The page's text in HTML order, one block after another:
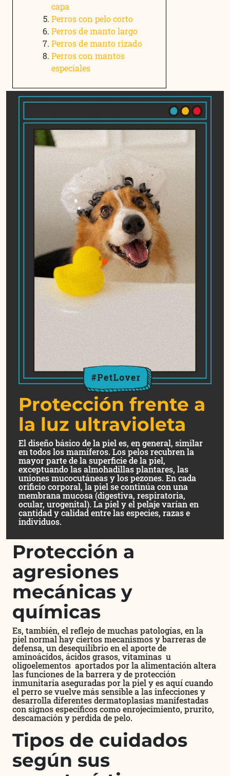
capa
Perros con pelo corto
​Perros de manto largo
Perros de manto rizado
Perros con mantos
especiales
Protección frente a
la luz ultravioleta
El diseño básico de la piel es, en general, similar
en todos los mamíferos. Los pelos recubren la
mayor parte de la superficie de la piel,
exceptuando las almohadillas plantares, las
uniones mucocutáneas y los pezones. En cada
orificio corporal, la piel se continúa con una
membrana mucosa (digestiva, respiratoria,
ocular, urogenital). La piel y el pelaje varían en
cantidad y calidad entre las especies, razas e
individuos.
Protección a
agresiones
mecánicas y
químicas
Es, también, el reflejo de muchas patologías, en la
piel normal hay ciertos mecanismos y barreras de
defensa, un desequilibrio en el aporte de
aminoácidos, ácidos grasos, vitaminas u
oligoelementos aportados por la alimentación altera
las funciones de la barrera y de protección
inmunitaria aseguradas por la piel y es aquí cuando
el perro se vuelve más sensible a las infecciones y
desarrolla diferentes dermatoplasias manifestadas
con signos específicos como enrojecimiento, prurito,
descamación y perdida de pelo.
Tipos de cuidados
según sus